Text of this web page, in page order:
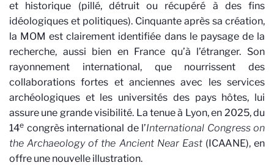
et historique (pillé, détruit ou récupéré à des fins
idéologiques et politiques). Cinquante après sa création,
la MOM est clairement identifiée dans le paysage de la
recherche, aussi bien en France qu’à l’étranger. Son
rayonnement international, que nourrissent des
collaborations fortes et anciennes avec les services
archéologiques et les universités des pays hôtes, lui
assure une grande visibilité. La tenue à Lyon, en 2025, du
14e congrès international de l’International Congress on
the Archaeology of the Ancient Near East(ICAANE), en
offre une nouvelle illustration.